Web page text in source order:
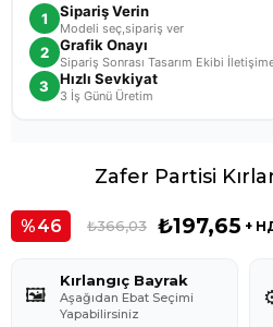
1 Sipariş Verin
Modeli seç,sipariş ver
2 Grafik Onayı
Sipariş Sonrası Tasarım Ekibi
3 Hızlı Sevkiyat
3 İş Günü Üretim
Zafer Partisi
46 ₺366,03 ₺197,65 +
🖼️
Kırlangıç Bayrak
Aşağıdan Ebat Seçimi
Yapabilirsiniz